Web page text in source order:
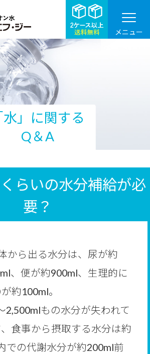
メニュー
水」に関する
Q＆A
らいの水分補給が必
要？
から出る水分は、尿が約
、便が約900ml、生理的に
約100ml。
2,500mlもの水分が失われて
食事から摂取する水分は約
での代謝水分が約200ml前